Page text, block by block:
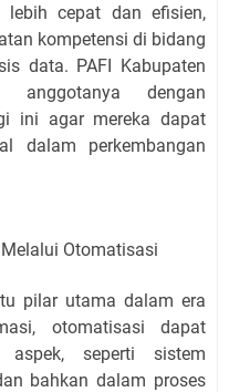
lebih cepat dan efisien,
kompetensi di bidang
data. PAFI Kabupaten
anggotanya dengan
ini agar mereka dapat
dalam perkembangan
Otomatisasi
pilar utama dalam era
otomatisasi dapat
aspek, seperti sistem
bahkan dalam proses